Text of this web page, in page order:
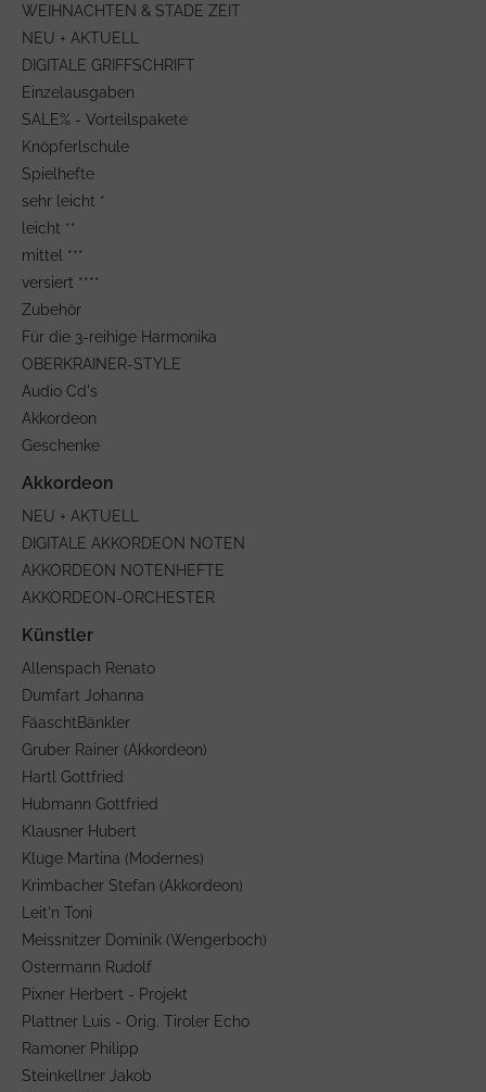
WEIHNACHTEN & STADE ZEIT
NEU + AKTUELL
DIGITALE GRIFFSCHRIFT
Einzelausgaben
SALE% - Vorteilspakete
Knöpferlschule
Spielhefte
sehr leicht *
leicht **
mittel ***
versiert ****
Zubehör
Für die 3-reihige Harmonika
OBERKRAINER-STYLE
Audio Cd's
Akkordeon
Geschenke
NEU + AKTUELL
DIGITALE AKKORDEON NOTEN
AKKORDEON NOTENHEFTE
AKKORDEON-ORCHESTER
Allenspach Renato
Dumfart Johanna
FäaschtBänkler
Gruber Rainer (Akkordeon)
Hartl Gottfried
Hubmann Gottfried
Klausner Hubert
Kluge Martina (Modernes)
Krimbacher Stefan (Akkordeon)
Leit'n Toni
Meissnitzer Dominik (Wengerboch)
Ostermann Rudolf
Pixner Herbert - Projekt
Plattner Luis - Orig. Tiroler Echo
Ramoner Philipp
Steinkellner Jakob